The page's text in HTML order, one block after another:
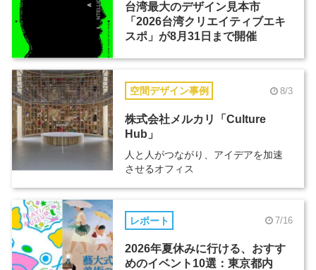
台湾最大のデザイン見本市
「2026台湾クリエイティブエキ
スポ」が8月31日まで開催
空間デザイン事例 8/3
株式会社メルカリ「Culture
Hub」
人と人がつながり、アイデアを加速
させるオフィス
レポート 7/16
2026年夏休みに行ける、おすす
めのイベント10選：東京都内